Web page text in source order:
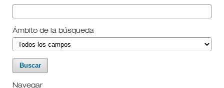
Ámbito de la búsqueda
Navegar